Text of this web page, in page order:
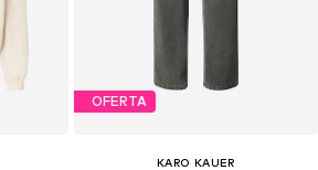
OFERTA
KARO KAUER